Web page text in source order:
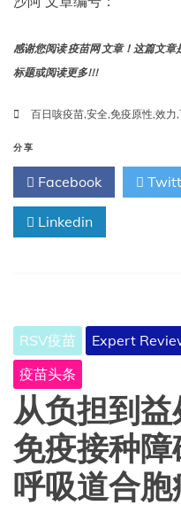
和
疾
苗
安
性：
证
据
综
述
感谢您阅读 疫苗网 文章！这篇文
标题或阅读更多!!!
百日咳疫苗,安全,免疫原性,效力,
分享
Facebook
Linkedin
RSV疫苗
Expert
疫苗头条
从负担到
免疫接种
呼吸道合胞